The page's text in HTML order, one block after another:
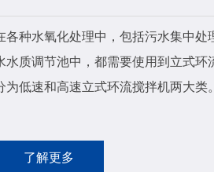
各种水氧化处理中，包括污水集中处
水质调节池中，都需要使用到立式环
为低速和高速立式环流搅拌机两大类。
了解更多